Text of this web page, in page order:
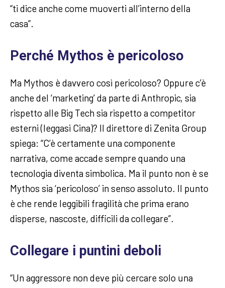
“ti dice anche come muoverti all’interno della
casa”.
Perché Mythos è pericoloso
Ma Mythos è davvero così pericoloso? Oppure c’è
anche del ‘marketing’ da parte di Anthropic, sia
rispetto alle Big Tech sia rispetto a competitor
esterni (leggasi Cina)? Il direttore di Zenita Group
spiega: “C’è certamente una componente
narrativa, come accade sempre quando una
tecnologia diventa simbolica. Ma il punto non è se
Mythos sia ‘pericoloso’ in senso assoluto. Il punto
è che rende leggibili fragilità che prima erano
disperse, nascoste, difficili da collegare”.
Collegare i puntini deboli
“Un aggressore non deve più cercare solo una